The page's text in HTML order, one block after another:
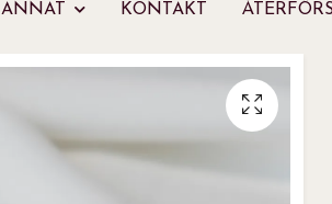
ANNAT KONTAKT